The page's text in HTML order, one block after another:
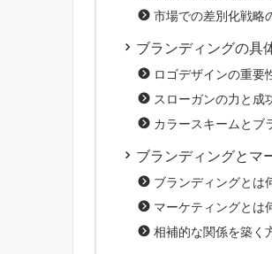
市場での差別化戦略
ブランディングの具
ロゴデザインの重要
スローガンの力と成
カラースキームとブ
ブランディングとマ
ブランディングとは
マーケティングとは
相補的な関係を築く